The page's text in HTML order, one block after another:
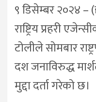
९ डिसेम्बर २०२४ –
राष्ट्रिय प्रहरी
टोलीले सोमबार
दश जनाविरुद्ध
मुद्दा दर्ता गरेको छ।